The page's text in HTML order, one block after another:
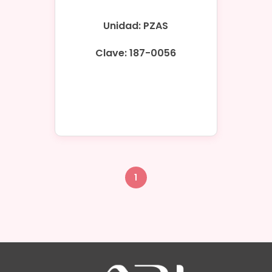
Unidad: PZAS
Clave: 187-0056
1